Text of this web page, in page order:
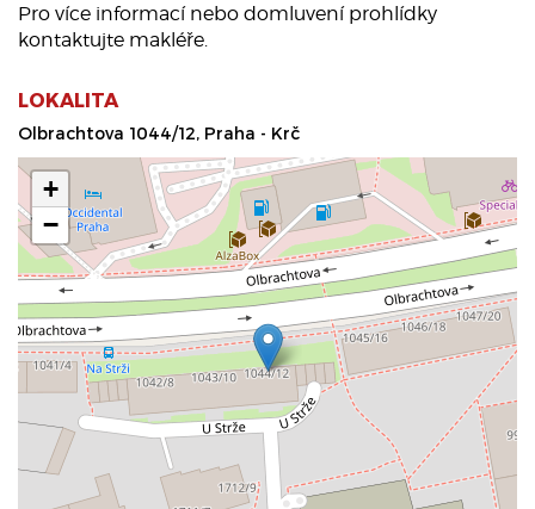
Pro více informací nebo domluvení prohlídky
kontaktujte makléře.
LOKALITA
Olbrachtova 1044/12, Praha - Krč
+
−